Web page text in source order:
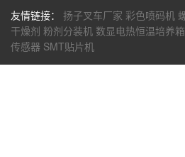
友情链接： 扬子叉车厂家 彩色喷码机
干燥剂 粉剂分装机 数显电热恒温培养箱
传感器 SMT贴片机